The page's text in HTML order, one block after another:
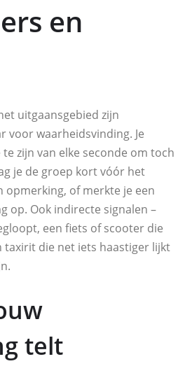
en
uitgaansgebied zijn
voor waarheidsvinding. Je
zijn van elke seconde om toch
je de groep kort vóór het
opmerking, of merkte je een
op. Ook indirecte signalen –
een fiets of scooter die
die net iets haastiger lijkt
telt